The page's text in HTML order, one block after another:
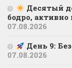
Десятый
бодро, активно
07.08.2026
День 9:
07.08.2026